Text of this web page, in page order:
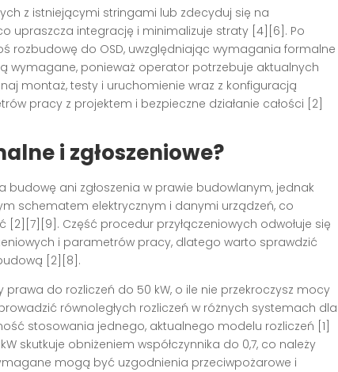
z istniejącymi stringami lub zdecyduj się na
upraszcza integrację i minimalizuje straty [4][6]. Po
rozbudowę do OSD, uwzględniając wymagania formalne
wymagane, ponieważ operator potrzebuje aktualnych
montaż, testy i uruchomienie wraz z konfiguracją
pracy z projektem i bezpieczne działanie całości [2]
i zgłoszeniowe?
ani zgłoszenia w prawie budowlanym, jednak
schematem elektrycznym i danymi urządzeń, co
[2][7][9]. Część procedur przyłączeniowych odwołuje się
i parametrów pracy, dlatego warto sprawdzić
[2][8].
do rozliczeń do 50 kW, o ile nie przekroczysz mocy
równoległych rozliczeń w różnych systemach dla
stosowania jednego, aktualnego modelu rozliczeń [1]
skutkuje obniżeniem współczynnika do 0,7, co należy
mogą być uzgodnienia przeciwpożarowe i